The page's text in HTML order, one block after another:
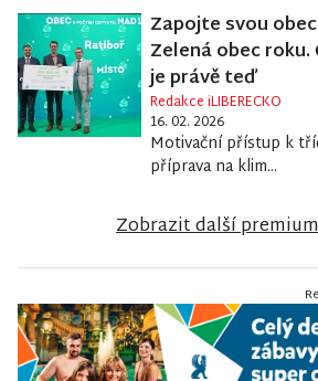
Zapojte svou
Zelená obec roku.
je právě teď
Redakce iLIBERECKO
16. 02. 2026
Motivační přístup k
příprava na klim...
Zobrazit další